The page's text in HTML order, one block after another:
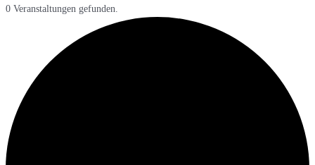
0 Veranstaltungen gefunden.